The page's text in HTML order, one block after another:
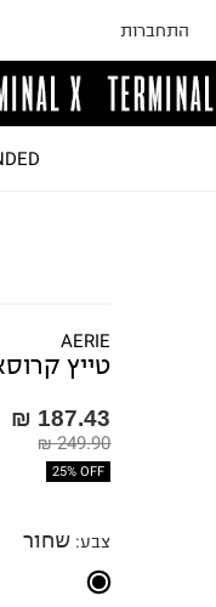
התחברות
AERIE
טייץ
187.43 ₪
249.90 ₪
25% OFF
צבע: שחור